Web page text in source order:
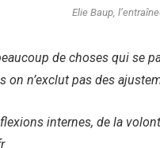
Elie Baup,
de choses qui se
on n’exclut pas des
internes, de la